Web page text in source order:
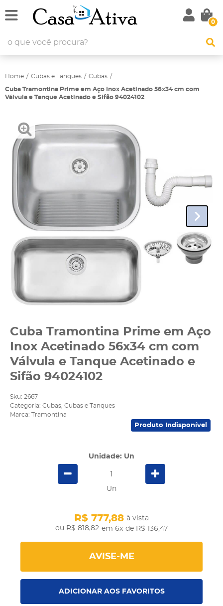
0
Home Cubas e Tanques Cubas
Cuba Tramontina Prime em Aço Inox Acetinado 56x34 cm com
Válvula e Tanque Acetinado e Sifão 94024102
Cuba Tramontina Prime em Aço
Inox Acetinado 56x34 cm com
Válvula e Tanque Acetinado e
Sifão 94024102
Sku: 2667
Categoria: Cubas Cubas e Tanques
Marca:
Tramontina
Produto Indisponível
Unidade: Un
Un
R$ 818,82
R$ 777,88 à vista
em 6x de R$ 136,47
AVISE-ME
ADICIONAR AOS FAVORITOS